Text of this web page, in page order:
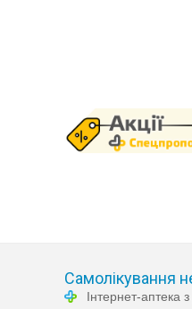
Самолікування
Інтернет-аптека